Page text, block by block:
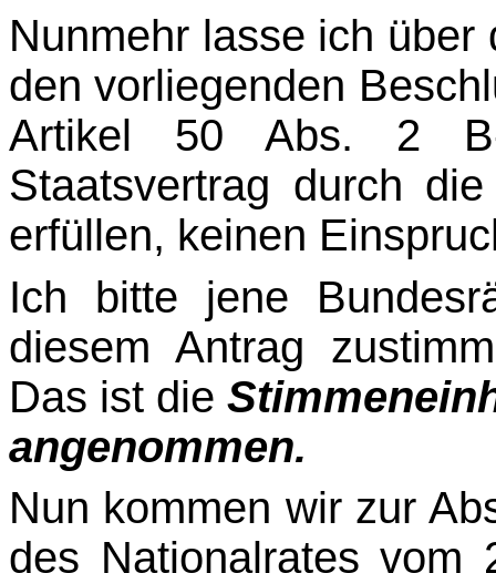
Nunmehr lasse ich
den vorliegenden
Artikel 50 Abs. 2
Staatsvertrag durch
erfüllen, keinen
Ich bitte jene
diesem Antrag
Das ist die
angenommen.
Nun kommen wir zur
des Nationalrates vom